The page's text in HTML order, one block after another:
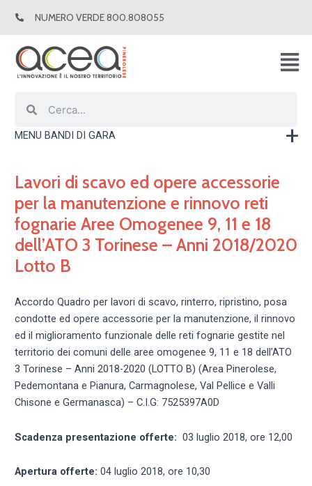
NUMERO VERDE 800.808055
MENU BANDI DI GARA
Lavori di scavo ed opere accessorie
per la manutenzione e rinnovo reti
fognarie Aree Omogenee 9, 11 e 18
dell’ATO 3 Torinese – Anni 2018/2020
Lotto B
Accordo Quadro per lavori di scavo, rinterro, ripristino, posa
condotte ed opere accessorie per la manutenzione, il rinnovo
ed il miglioramento funzionale delle reti fognarie gestite nel
territorio dei comuni delle aree omogenee 9, 11 e 18 dell’ATO
3 Torinese – Anni 2018-2020 (LOTTO B) (Area Pinerolese,
Pedemontana e Pianura, Carmagnolese, Val Pellice e Valli
Chisone e Germanasca) – C.I.G: 7525397A0D
Scadenza presentazione offerte: 03 luglio 2018, ore 12,00
Apertura offerte: 04 luglio 2018, ore 10,30